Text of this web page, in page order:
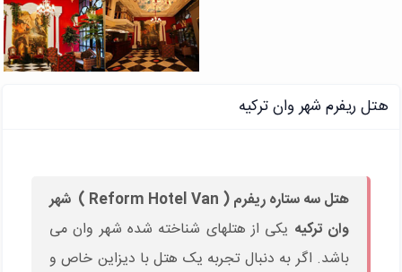
هتل ریفرم شهر وان ترکیه
هتل سه ستاره ریفرم( Reform Hotel Van ) شهر
وان ترکیه یکی از هتلهای شناخته شده شهر وان می
باشد. اگر به دنبال تجربه یک هتل با دیزاین خاص و